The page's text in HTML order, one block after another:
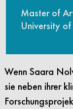
Master of
University
Wenn Saara
sie neben ihrer